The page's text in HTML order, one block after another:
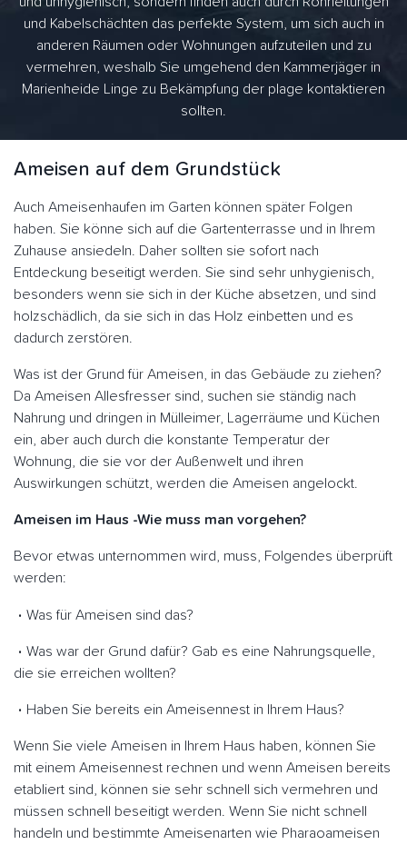
und Kabelschächten das perfekte System, um sich auch in
anderen Räumen oder Wohnungen aufzuteilen und zu
vermehren, weshalb Sie umgehend den Kammerjäger in
Marienheide Linge zu Bekämpfung der plage kontaktieren
sollten.
Ameisen auf dem Grundstück
Auch Ameisenhaufen im Garten können später Folgen
haben. Sie könne sich auf die Gartenterrasse und in Ihrem
Zuhause ansiedeln. Daher sollten sie sofort nach
Entdeckung beseitigt werden. Sie sind sehr unhygienisch,
besonders wenn sie sich in der Küche absetzen, und sind
holzschädlich, da sie sich in das Holz einbetten und es
dadurch zerstören.
Was ist der Grund für Ameisen, in das Gebäude zu ziehen?
Da Ameisen Allesfresser sind, suchen sie ständig nach
Nahrung und dringen in Mülleimer, Lagerräume und Küchen
ein, aber auch durch die konstante Temperatur der
Wohnung, die sie vor der Außenwelt und ihren
Auswirkungen schützt, werden die Ameisen angelockt.
Ameisen im Haus -Wie muss man vorgehen?
Bevor etwas unternommen wird, muss, Folgendes überprüft
werden:
Was für Ameisen sind das?
Was war der Grund dafür? Gab es eine Nahrungsquelle,
die sie erreichen wollten?
Haben Sie bereits ein Ameisennest in Ihrem Haus?
Wenn Sie viele Ameisen in Ihrem Haus haben, können Sie
mit einem Ameisennest rechnen und wenn Ameisen bereits
etabliert sind, können sie sehr schnell sich vermehren und
müssen schnell beseitigt werden. Wenn Sie nicht schnell
handeln und bestimmte Ameisenarten wie Pharaoameisen